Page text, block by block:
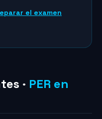
el examen
· PER en